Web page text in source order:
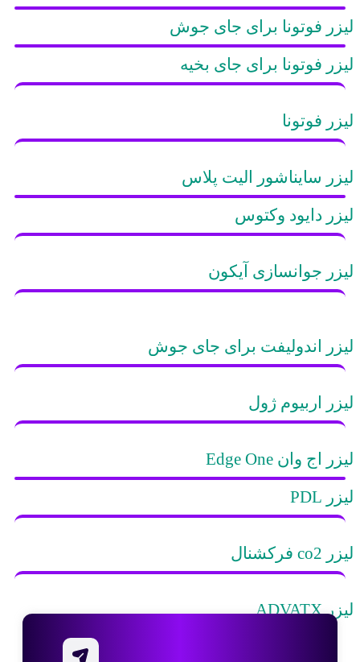
لیزر فوتونا برای جای جوش
لیزر فوتونا برای جای بخیه
لیزر فوتونا
لیزر سایناشور الیت پلاس
لیزر دایود وکتوس
لیزر جوانسازی آیکون
لیزر اندولیفت برای جای جوش
لیزر اربیوم ژول
لیزر اج وان Edge One
لیزر PDL
لیزر co2 فرکشنال
لیزر ADVATX